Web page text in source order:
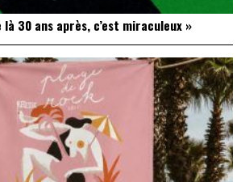
là 30 ans après, c’est miraculeux »